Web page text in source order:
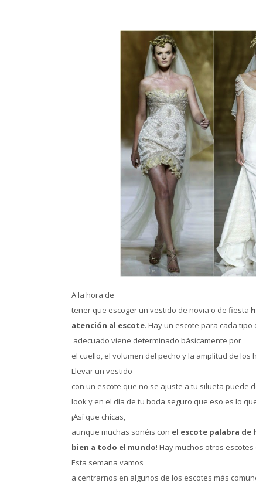
A la hora de
tener que escoger un vestido de novia o de fiesta
atención al escote. Hay un escote para cada
adecuado viene determinado básicamente por
el cuello, el volumen del pecho y la amplitud de los
Llevar un vestido
con un escote que no se ajuste a tu silueta puede
look y en el día de tu boda seguro que eso es lo
¡Así que chicas,
aunque muchas soñéis con el escote palabra de
bien a todo el mundo! Hay muchos otros
Esta semana vamos
a centrarnos en algunos de los escotes más